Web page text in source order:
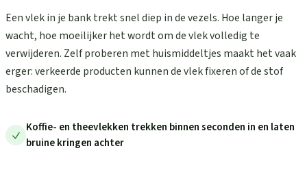
Een vlek in je bank trekt snel diep in de vezels. Hoe langer je
wacht, hoe moeilijker het wordt om de vlek volledig te
verwijderen. Zelf proberen met huismiddeltjes maakt het vaak
erger: verkeerde producten kunnen de vlek fixeren of de stof
beschadigen.
Koffie- en theevlekken trekken binnen seconden in en laten
bruine kringen achter